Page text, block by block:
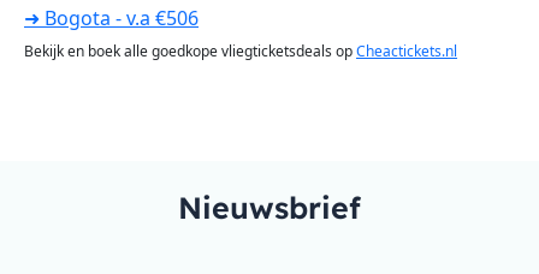
➜ Bogota - v.a €506
Bekijk en boek alle goedkope vliegticketsdeals opCheactickets.nl
Nieuwsbrief